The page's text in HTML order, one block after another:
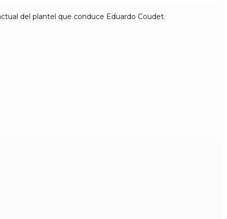
del plantel que conduce Eduardo Coudet.